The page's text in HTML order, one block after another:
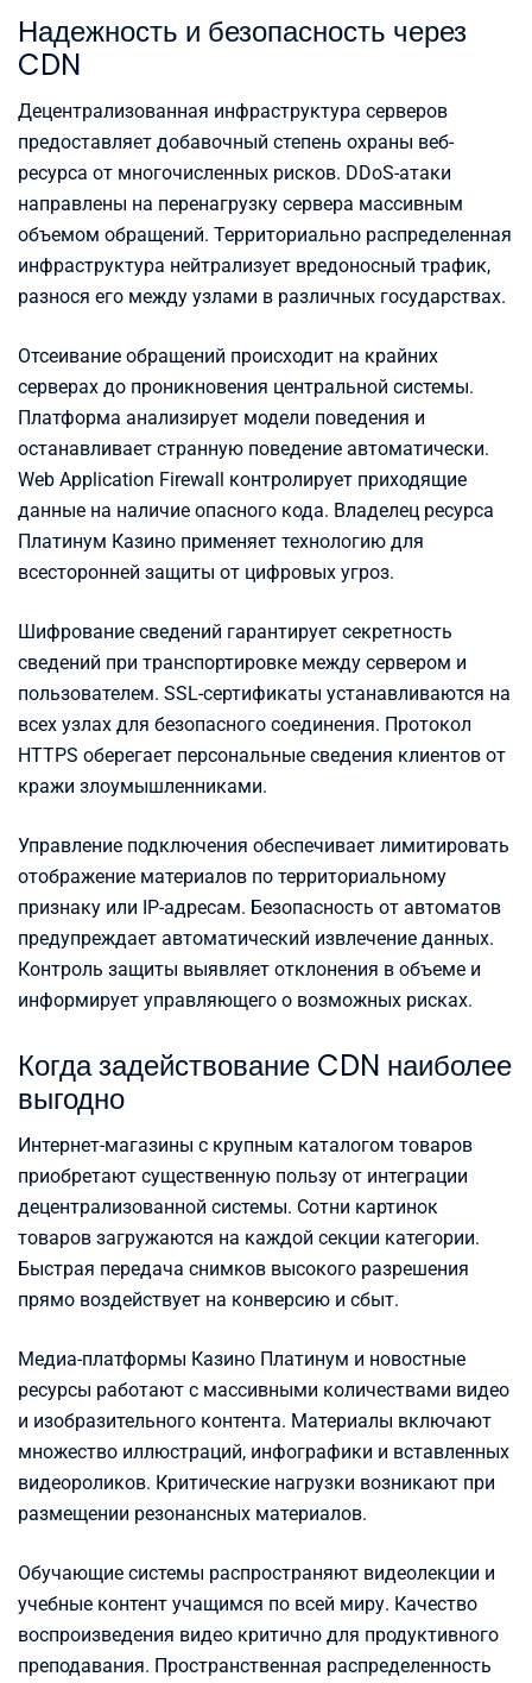
Надежность и безопасность через
CDN
Децентрализованная инфраструктура серверов
предоставляет добавочный степень охраны веб-
ресурса от многочисленных рисков. DDoS-атаки
направлены на перенагрузку сервера массивным
объемом обращений. Территориально распределенная
инфраструктура нейтрализует вредоносный трафик,
разнося его между узлами в различных государствах.
Отсеивание обращений происходит на крайних
серверах до проникновения центральной системы.
Платформа анализирует модели поведения и
останавливает странную поведение автоматически.
Web Application Firewall контролирует приходящие
данные на наличие опасного кода. Владелец ресурса
Платинум Казино применяет технологию для
всесторонней защиты от цифровых угроз.
Шифрование сведений гарантирует секретность
сведений при транспортировке между сервером и
пользователем. SSL-сертификаты устанавливаются на
всех узлах для безопасного соединения. Протокол
HTTPS оберегает персональные сведения клиентов от
кражи злоумышленниками.
Управление подключения обеспечивает лимитировать
отображение материалов по территориальному
признаку или IP-адресам. Безопасность от автоматов
предупреждает автоматический извлечение данных.
Контроль защиты выявляет отклонения в объеме и
информирует управляющего о возможных рисках.
Когда задействование CDN наиболее
выгодно
Интернет-магазины с крупным каталогом товаров
приобретают существенную пользу от интеграции
децентрализованной системы. Сотни картинок
товаров загружаются на каждой секции категории.
Быстрая передача снимков высокого разрешения
прямо воздействует на конверсию и сбыт.
Медиа-платформы Казино Платинум и новостные
ресурсы работают с массивными количествами видео
и изобразительного контента. Материалы включают
множество иллюстраций, инфографики и вставленных
видеороликов. Критические нагрузки возникают при
размещении резонансных материалов.
Обучающие системы распространяют видеолекции и
учебные контент учащимся по всей миру. Качество
воспроизведения видео критично для продуктивного
преподавания. Пространственная распределенность